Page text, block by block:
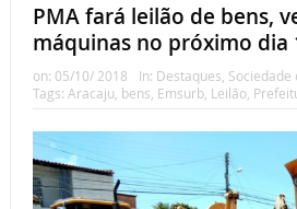
PMA fará leilão de bens,
máquinas no próximo dia
on: 05/10/ 2018 In: Destaques Sociedade
Tags: Aracaju bens Emsurb, Leilão,